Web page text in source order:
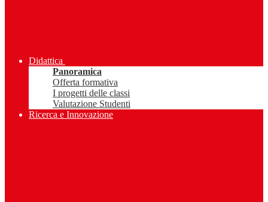
Didattica
Panoramica
Offerta formativa
I progetti delle classi
Valutazione Studenti
Ricerca e Innovazione